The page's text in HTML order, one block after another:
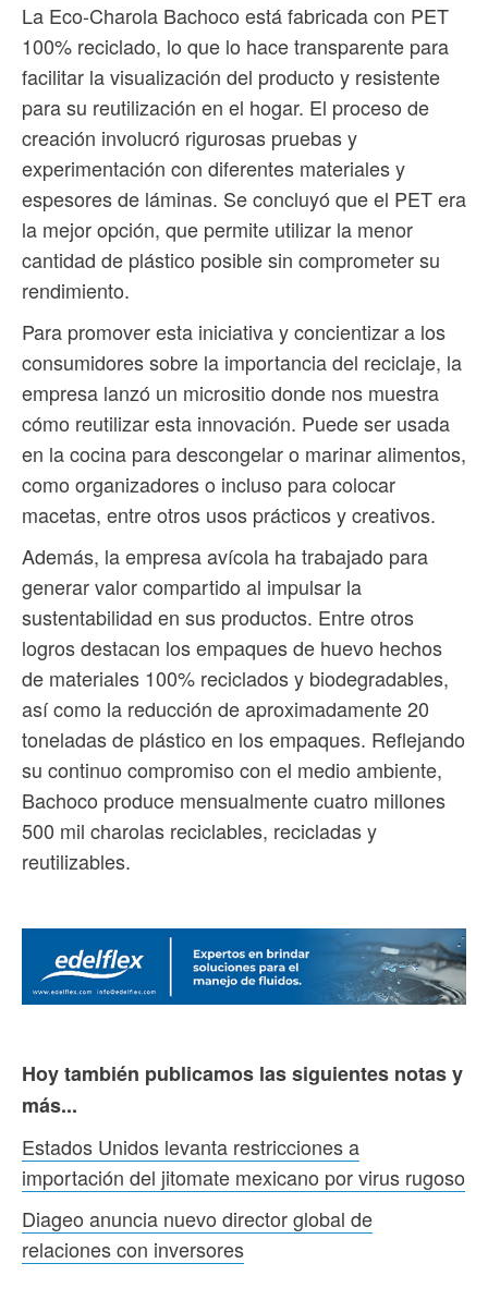
La Eco-Charola Bachoco está fabricada con PET
100% reciclado, lo que lo hace transparente para
facilitar la visualización del producto y resistente
para su reutilización en el hogar. El proceso de
creación involucró rigurosas pruebas y
experimentación con diferentes materiales y
espesores de láminas. Se concluyó que el PET era
la mejor opción, que permite utilizar la menor
cantidad de plástico posible sin comprometer su
rendimiento.
Para promover esta iniciativa y concientizar a los
consumidores sobre la importancia del reciclaje, la
empresa lanzó un micrositio donde nos muestra
cómo reutilizar esta innovación. Puede ser usada
en la cocina para descongelar o marinar alimentos,
como organizadores o incluso para colocar
macetas, entre otros usos prácticos y creativos.
Además, la empresa avícola ha trabajado para
generar valor compartido al impulsar la
sustentabilidad en sus productos. Entre otros
logros destacan los empaques de huevo hechos
de materiales 100% reciclados y biodegradables,
así como la reducción de aproximadamente 20
toneladas de plástico en los empaques. Reflejando
su continuo compromiso con el medio ambiente,
Bachoco produce mensualmente cuatro millones
500 mil charolas reciclables, recicladas y
reutilizables.
Hoy también publicamos las siguientes notas y
más...
Estados Unidos levanta restricciones a
importación del jitomate mexicano por virus rugoso
Diageo anuncia nuevo director global de
relaciones con inversores